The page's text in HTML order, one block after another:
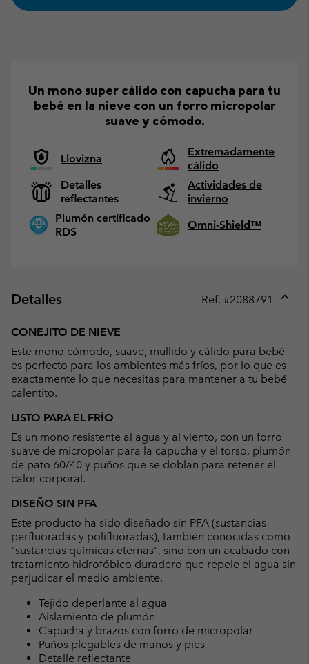
Un mono super cálido con capucha para tu
bebé en la nieve con un forro micropolar
suave y cómodo.
Llovizna
Extremadamente
cálido
Detalles
reflectantes
Actividades de
invierno
Plumón certificado
RDS
Omni-Shield™
Detalles Ref. #2088791
CONEJITO DE NIEVE
Este mono cómodo, suave, mullido y cálido para bebé
es perfecto para los ambientes más fríos, por lo que es
exactamente lo que necesitas para mantener a tu bebé
calentito.
LISTO PARA EL FRÍO
Es un mono resistente al agua y al viento, con un forro
suave de micropolar para la capucha y el torso, plumón
de pato 60/40 y puños que se doblan para retener el
calor corporal.
DISEÑO SIN PFA
Este producto ha sido diseñado sin PFA (sustancias
perfluoradas y polifluoradas), también conocidas como
"sustancias químicas eternas", sino con un acabado con
tratamiento hidrofóbico duradero que repele el agua sin
perjudicar el medio ambiente.
Tejido deperlante al agua
Aislamiento de plumón
Capucha y brazos con forro de micropolar
Puños plegables de manos y pies
Detalle reflectante